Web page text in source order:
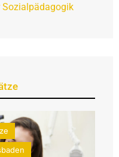
Sozialpädagogik